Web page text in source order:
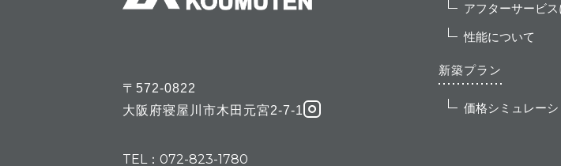
〒572-0822
大阪府寝屋川市木田元宮2-7-1
TEL：072-823-1780
アフターサービス
性能について
新築プラン
価格シミュレーシ